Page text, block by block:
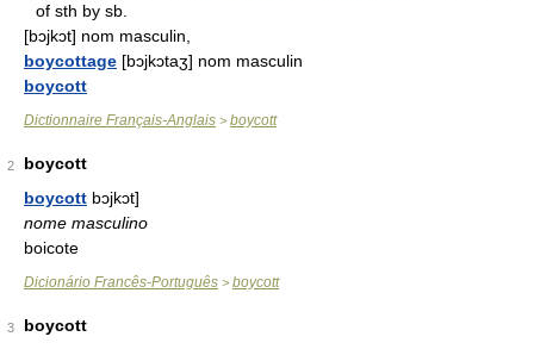
of sth by sb.
[bɔjkɔt] nom masculin,
boycottage [bɔjkɔtaʒ] nom masculin
boycott
Dictionnaire Français-Anglais > boycott
2
boycott
boycott bɔjkɔt]
nome masculino
boicote
Dicionário Francês-Português > boycott
3
boycott